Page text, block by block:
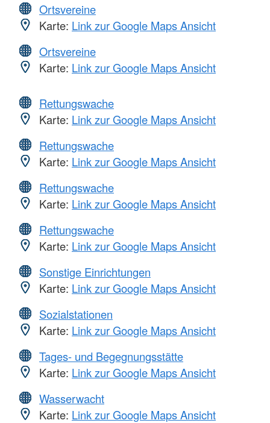
Ortsvereine
Karte: Link zur Google Maps Ansicht
Ortsvereine
Karte: Link zur Google Maps Ansicht
Rettungswache
Karte: Link zur Google Maps Ansicht
Rettungswache
Karte: Link zur Google Maps Ansicht
Rettungswache
Karte: Link zur Google Maps Ansicht
Rettungswache
Karte: Link zur Google Maps Ansicht
Sonstige Einrichtungen
Karte: Link zur Google Maps Ansicht
Sozialstationen
Karte: Link zur Google Maps Ansicht
Tages- und Begegnungsstätte
Karte: Link zur Google Maps Ansicht
Wasserwacht
Karte: Link zur Google Maps Ansicht